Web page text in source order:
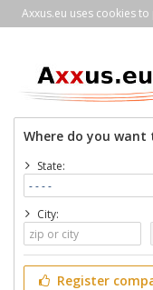
Axxus.eu uses cookies
Where do you want
State:
City:
Register